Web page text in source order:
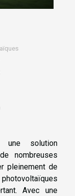
une solution
nombreuses
pleinement de
Avec une